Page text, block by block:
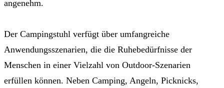
angenehm.
Der Campingstuhl verfügt über umfangreiche
Anwendungsszenarien, die die Ruhebedürfnisse der
Menschen in einer Vielzahl von Outdoor-Szenarien
erfüllen können. Neben Camping, Angeln, Picknicks,